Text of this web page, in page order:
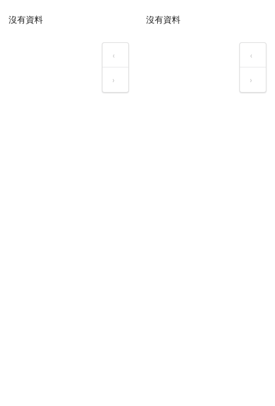
沒有資料
‹
›
沒有資料
‹
›